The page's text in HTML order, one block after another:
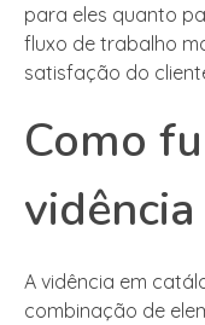
para eles quanto
fluxo de trabalho
satisfação do
Como
A vidência em
combinação de